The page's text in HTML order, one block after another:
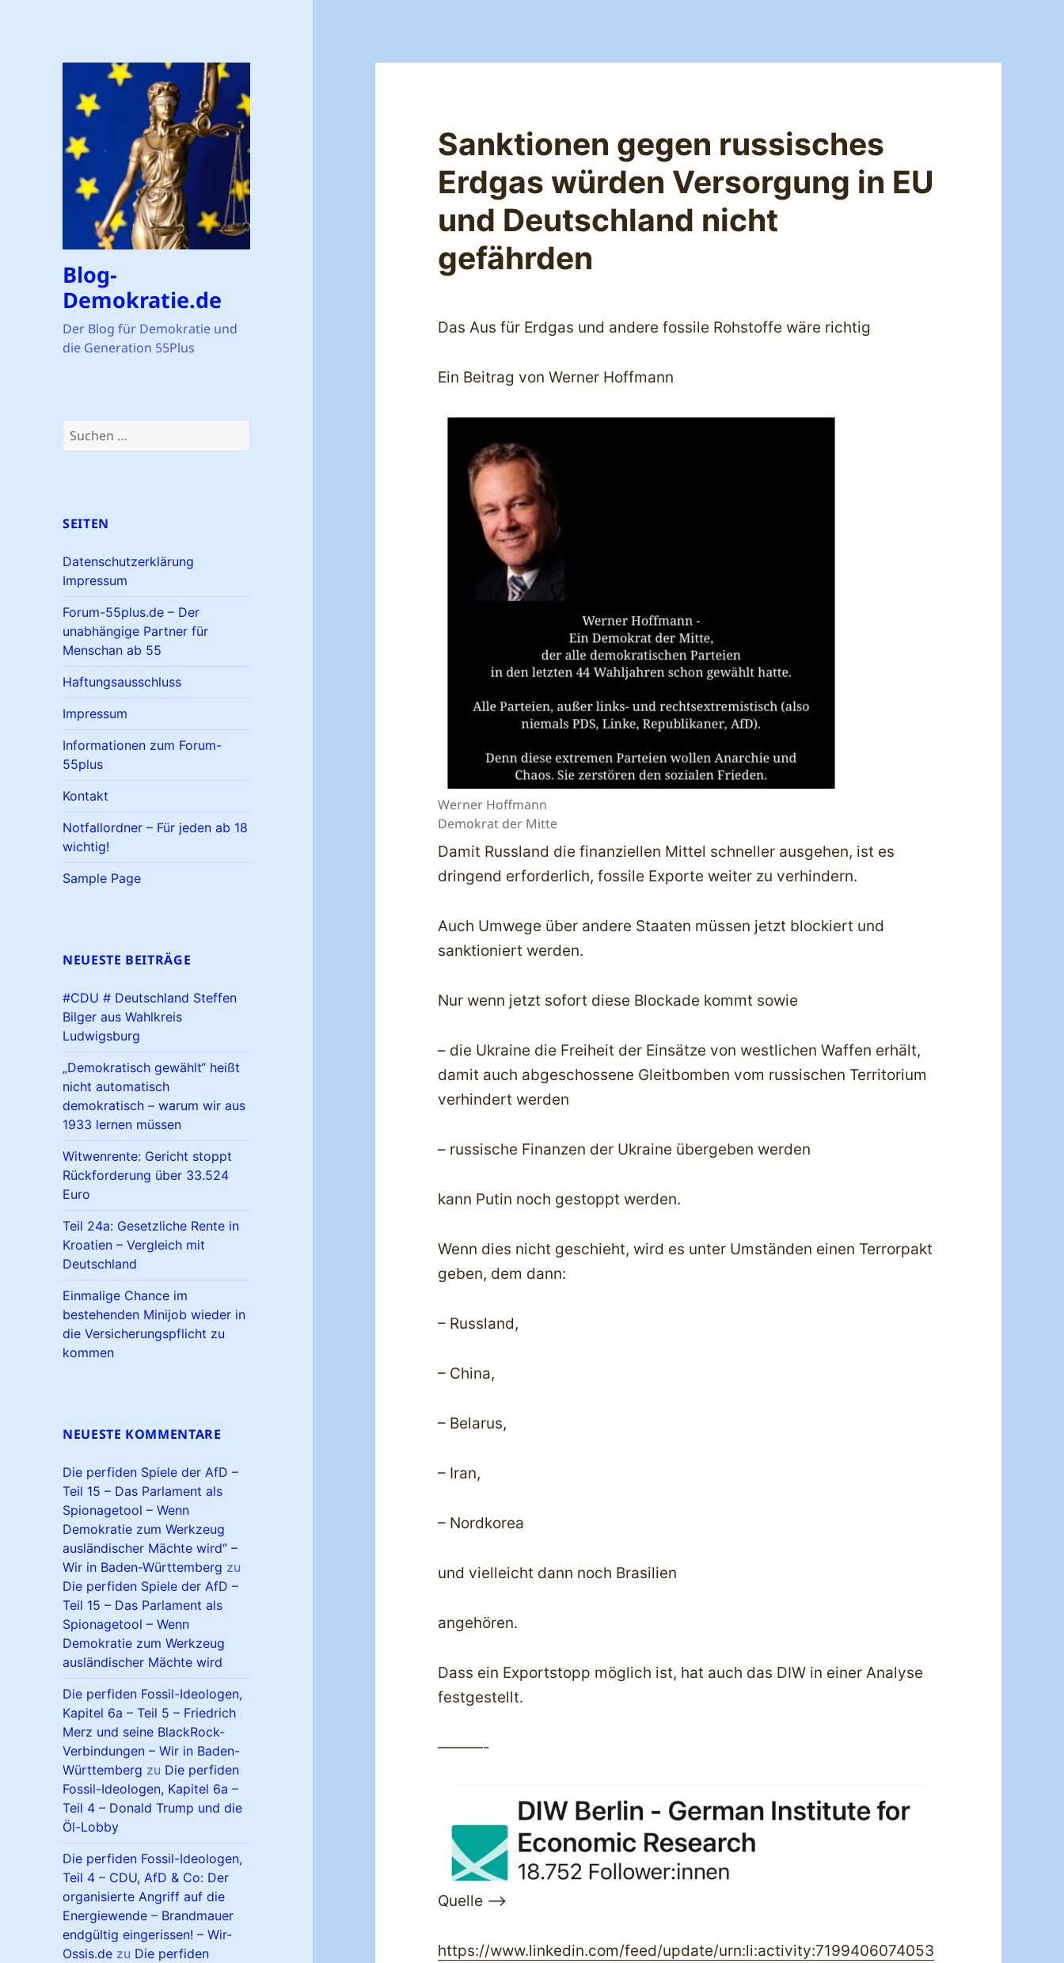
Blog-
Demokratie.de
Der Blog für Demokratie und
die Generation 55Plus
Suchen
nach:
SEITEN
Datenschutzerklärung
Impressum
Forum-55plus.de – Der
unabhängige Partner für
Menschan ab 55
Haftungsausschluss
Impressum
Informationen zum Forum-
55plus
Kontakt
Notfallordner – Für jeden ab 18
wichtig!
Sample Page
NEUESTE BEITRÄGE
#CDU # Deutschland Steffen
Bilger aus Wahlkreis
Ludwigsburg
„Demokratisch gewählt“ heißt
nicht automatisch
demokratisch – warum wir aus
1933 lernen müssen
Witwenrente: Gericht stoppt
Rückforderung über 33.524
Euro
Teil 24a: Gesetzliche Rente in
Kroatien – Vergleich mit
Deutschland
Einmalige Chance im
bestehenden Minijob wieder in
die Versicherungspflicht zu
kommen
NEUESTE KOMMENTARE
Die perfiden Spiele der AfD –
Teil 15 – Das Parlament als
Spionagetool – Wenn
Demokratie zum Werkzeug
ausländischer Mächte wird“ –
Wir in Baden-Württemberg zu
Die perfiden Spiele der AfD –
Teil 15 – Das Parlament als
Spionagetool – Wenn
Demokratie zum Werkzeug
ausländischer Mächte wird
Die perfiden Fossil-Ideologen,
Kapitel 6a – Teil 5 – Friedrich
Merz und seine BlackRock-
Verbindungen – Wir in Baden-
Württemberg zu Die perfiden
Fossil-Ideologen, Kapitel 6a –
Teil 4 – Donald Trump und die
Öl-Lobby
Die perfiden Fossil-Ideologen,
Teil 4 – CDU, AfD & Co: Der
organisierte Angriff auf die
Energiewende – Brandmauer
endgültig eingerissen! – Wir-
Ossis.de zu Die perfiden
Sanktionen gegen russisches
Erdgas würden Versorgung in EU
und Deutschland nicht
gefährden
Das Aus für Erdgas und andere fossile Rohstoffe wäre richtig
Ein Beitrag von Werner Hoffmann
Werner Hoffmann
Demokrat der Mitte
Damit Russland die finanziellen Mittel schneller ausgehen, ist es
dringend erforderlich, fossile Exporte weiter zu verhindern.
Auch Umwege über andere Staaten müssen jetzt blockiert und
sanktioniert werden.
Nur wenn jetzt sofort diese Blockade kommt sowie
– die Ukraine die Freiheit der Einsätze von westlichen Waffen erhält,
damit auch abgeschossene Gleitbomben vom russischen Territorium
verhindert werden
– russische Finanzen der Ukraine übergeben werden
kann Putin noch gestoppt werden.
Wenn dies nicht geschieht, wird es unter Umständen einen Terrorpakt
geben, dem dann:
– Russland,
– China,
– Belarus,
– Iran,
– Nordkorea
und vielleicht dann noch Brasilien
angehören.
Dass ein Exportstopp möglich ist, hat auch das DIW in einer Analyse
festgestellt.
———-
Quelle —>
https://www.linkedin.com/feed/update/urn:li:activity:7199406074053